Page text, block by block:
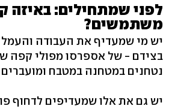
לפני שמתחילים: באיזה
משתמשים?
יש מי שמעדיף את העבודה
בצידם - של אספרסו מפולי קפה
נטחנים במטחנה במטבח
יש גם את אלו שמעדיפים לדחוף